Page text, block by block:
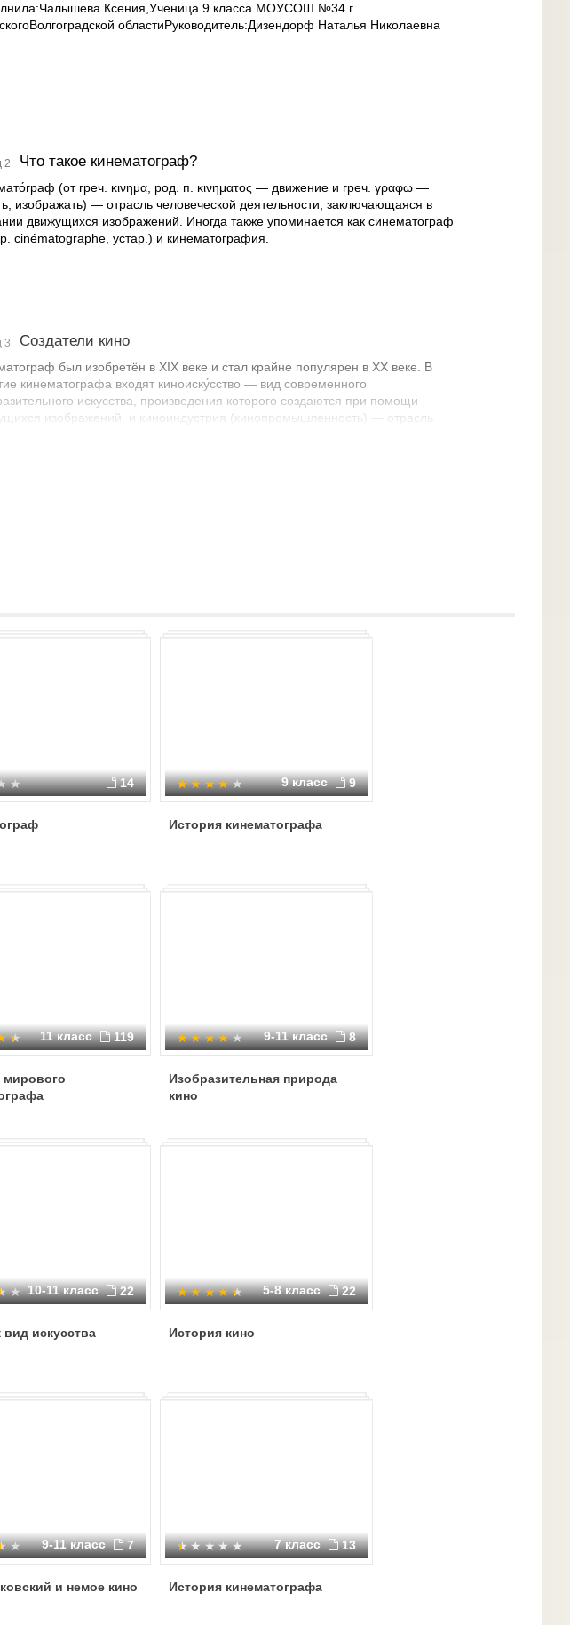
Ксения,Ученица 9 класса МОУСОШ №34 г.
областиРуководитель:Дизендорф Наталья Николаевна
2 Что такое кинематограф?
(от греч. κινημα, род. п. κινηματος — движение и греч. γραφω —
изображать) — отрасль человеческой деятельности, заключающаяся в
движущихся изображений. Иногда также упоминается как синематограф
cinématographe, устар.) и кинематография.
3 Создатели кино
был изобретён в XIX веке и стал крайне популярен в XX веке. В
кинематографа входят киноиску́сство — вид современного
искусства, произведения которого создаются при помощи
изображений, и киноиндустрия (кинопромышленность) — отрасль
14 9 класс 9
История кинематографа
11 класс 119
мирового
9-11 класс 8
Изобразительная природа
кино
10-11 класс 22
вид искусства
5-8 класс 22
История кино
9-11 класс 7
и немое кино
7 класс 13
История кинематографа